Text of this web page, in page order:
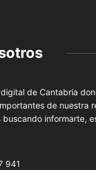
de Cantabria
de nuestra
informarte,
941